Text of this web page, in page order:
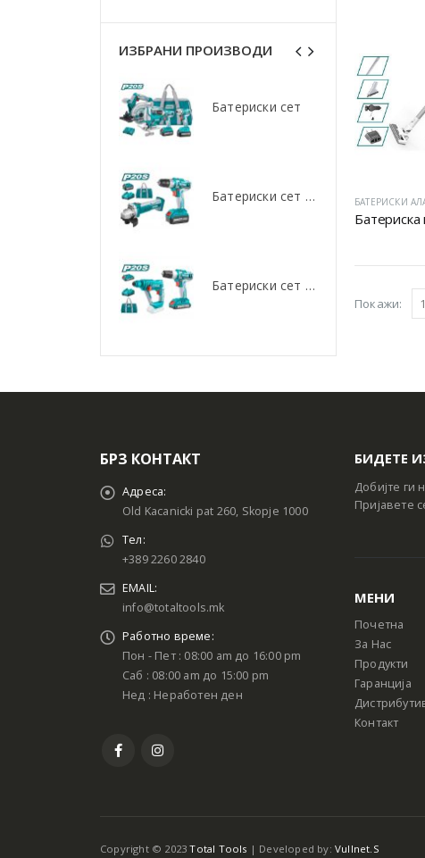
БАТЕРИСКИ
Батериска
Покажи:
ИЗБРАНИ ПРОИЗВОДИ
Батериски сет
Батериски сет Брусалица и Бормашина 20V
Батериски сет Ротирачки Чекан и Бормашина 20V
БРЗ КОНТАКТ
Адреса:
Old Kacanicki pat 260, Skopje 1000
Тел:
+389 2260 2840
EMAIL:
info@totaltools.mk
Работно време:
Пон - Пет : 08:00 am до 16:00 pm
Саб : 08:00 am до 15:00 pm
Нед : Неработен ден
БИДЕТЕ
Добијте ги
Пријавете
МЕНИ
Почетна
За Нас
Продукти
Гаранција
Контакт
Copyright © 2023Total Tools | Developed by:Vullnet.S